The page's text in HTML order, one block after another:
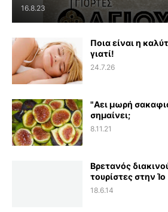
16.8.23
Ποια είναι η
γιατί!
24.7.26
"Αει μωρή
σημαίνει;
8.11.21
Βρετανός
τουρίστες στην Ίο
18.6.14